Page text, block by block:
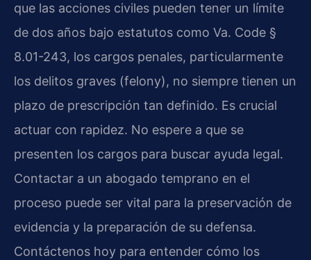
que las acciones civiles pueden tener un límite
de dos años bajo estatutos como Va. Code §
8.01-243, los cargos penales, particularmente
los delitos graves (felony), no siempre tienen un
plazo de prescripción tan definido. Es crucial
actuar con rapidez. No espere a que se
presenten los cargos para buscar ayuda legal.
Contactar a un abogado temprano en el
proceso puede ser vital para la preservación de
evidencia y la preparación de su defensa.
Contáctenos hoy para entender cómo los